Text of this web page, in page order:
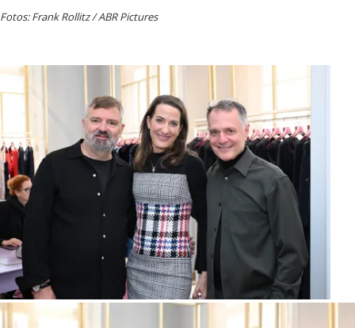
Fotos: Frank Rollitz / ABR Pictures
Adrian Runhoff, Dr. Katja Unkel und Johnny Talbot / CeU – Club
europäischer Unternehmerinnen besucht die HIGHLIGHTS